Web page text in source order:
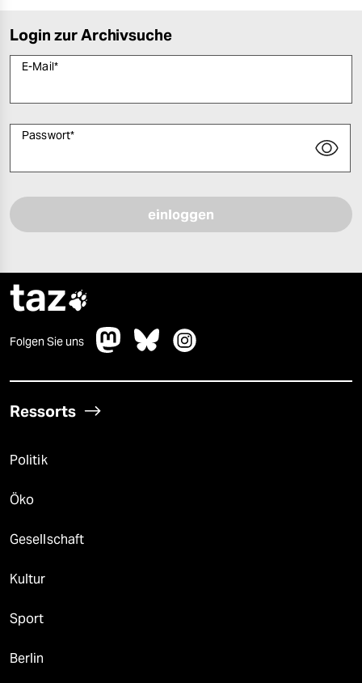
Login zur Archivsuche
E-Mail*
Passwort*
taz
Folgen Sie uns
Ressorts
Politik
Öko
Gesellschaft
Kultur
Sport
Berlin